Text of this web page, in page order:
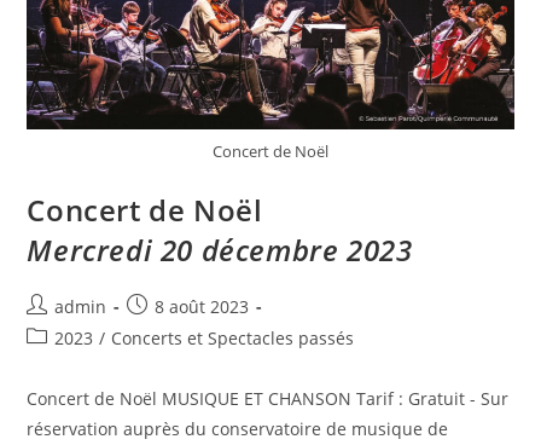
Concert de Noël
Concert de Noël
Mercredi 20 décembre 2023
admin
8 août 2023
2023 / Concerts et Spectacles passés
Concert de Noël MUSIQUE ET CHANSON Tarif : Gratuit - Sur
réservation auprès du conservatoire de musique de